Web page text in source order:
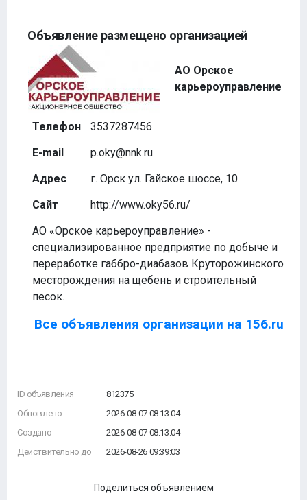
Объявление размещено организацией
АО Орское
карьероуправление
Телефон
3537287456
E-mail
p.oky@nnk.ru
Адрес
г. Орск ул. Гайское шоссе, 10
Сайт
http://www.oky56.ru/
АО «Орское карьероуправление» -
специализированное предприятие по добыче и
переработке габбро-диабазов Круторожинского
месторождения на щебень и строительный
песок.
Все объявления организации на 156.ru
ID объявления
Обновлено
Создано
Действительно до
812375
2026-08-07 08:13:04
2026-08-07 08:13:04
2026-08-26 09:39:03
Поделиться объявлением